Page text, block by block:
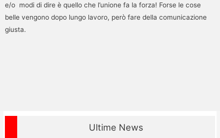
e/o modi di dire è quello che l’unione fa la forza! Forse le cose
belle vengono dopo lungo lavoro, però fare della comunicazione
giusta.
Ultime News